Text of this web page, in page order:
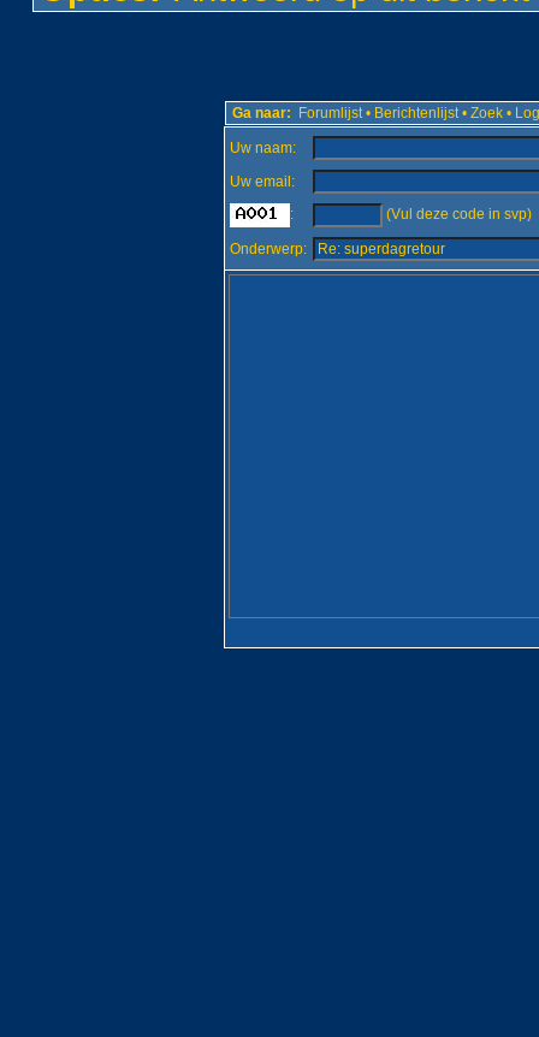
Ga naar: Forumlijst • Berichtenlijst • Zoek •
Uw naam:
Uw email:
:
(Vul deze code in svp)
Onderwerp: